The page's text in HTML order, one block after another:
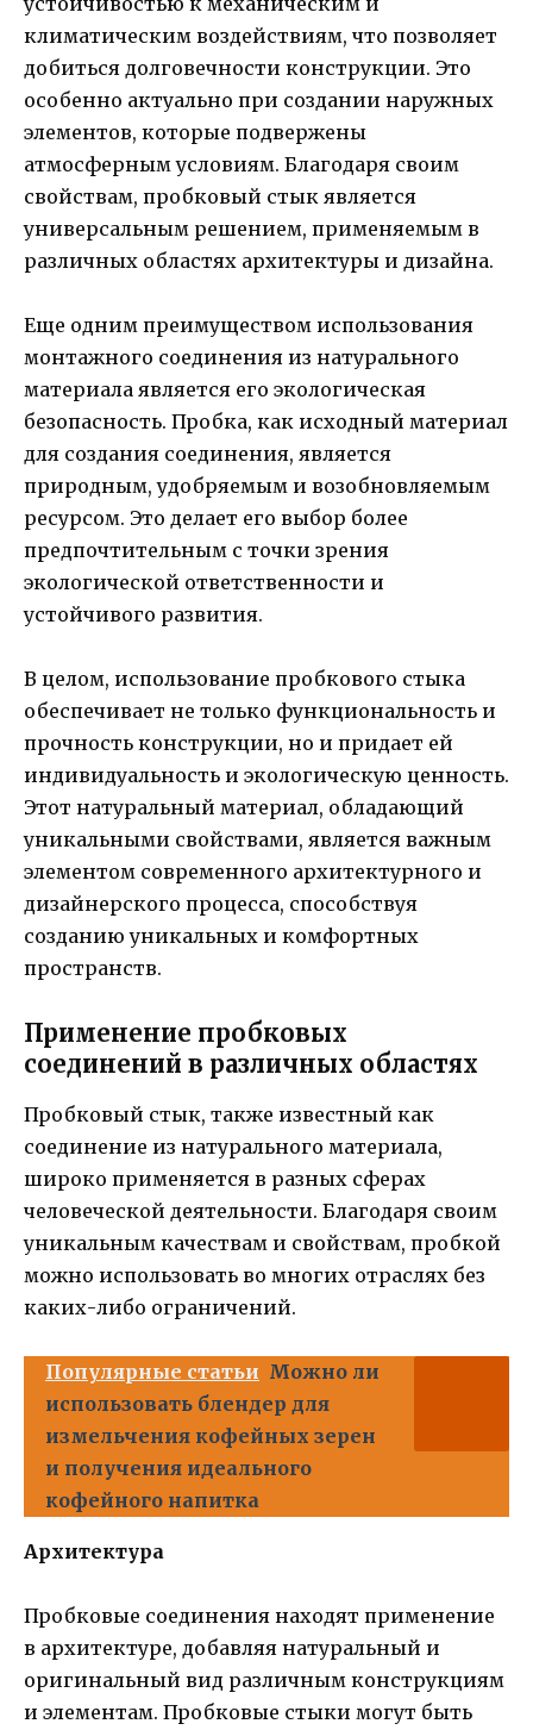
климатическим воздействиям, что позволяет
добиться долговечности конструкции. Это
особенно актуально при создании наружных
элементов, которые подвержены
атмосферным условиям. Благодаря своим
свойствам, пробковый стык является
универсальным решением, применяемым в
различных областях архитектуры и дизайна.
Еще одним преимуществом использования
монтажного соединения из натурального
материала является его экологическая
безопасность. Пробка, как исходный материал
для создания соединения, является
природным, удобряемым и возобновляемым
ресурсом. Это делает его выбор более
предпочтительным с точки зрения
экологической ответственности и
устойчивого развития.
В целом, использование пробкового стыка
обеспечивает не только функциональность и
прочность конструкции, но и придает ей
индивидуальность и экологическую ценность.
Этот натуральный материал, обладающий
уникальными свойствами, является важным
элементом современного архитектурного и
дизайнерского процесса, способствуя
созданию уникальных и комфортных
пространств.
Применение пробковых
соединений в различных областях
Пробковый стык, также известный как
соединение из натурального материала,
широко применяется в разных сферах
человеческой деятельности. Благодаря своим
уникальным качествам и свойствам, пробкой
можно использовать во многих отраслях без
каких-либо ограничений.
Популярные статьи Можно ли
использовать блендер для
измельчения кофейных зерен
и получения идеального
кофейного напитка
Архитектура
Пробковые соединения находят применение
в архитектуре, добавляя натуральный и
оригинальный вид различным конструкциям
и элементам. Пробковые стыки могут быть